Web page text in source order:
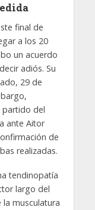
final de
a los 20
un acuerdo
adiós. Su
29 de
partido del
ante Aitor
de
realizadas.
tendinopatía
largo del
musculatura